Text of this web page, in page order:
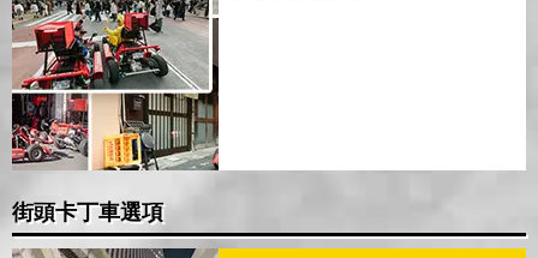
街頭卡丁車選項